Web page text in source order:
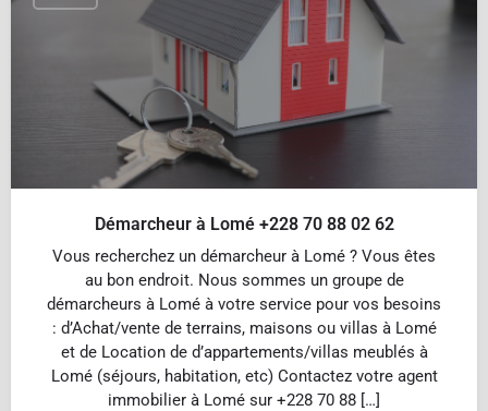
Démarcheur à Lomé +228 70 88 02 62
Vous recherchez un démarcheur à Lomé ? Vous êtes
au bon endroit. Nous sommes un groupe de
démarcheurs à Lomé à votre service pour vos besoins
: d’Achat/vente de terrains, maisons ou villas à Lomé
et de Location de d’appartements/villas meublés à
Lomé (séjours, habitation, etc) Contactez votre agent
immobilier à Lomé sur +228 70 88 […]